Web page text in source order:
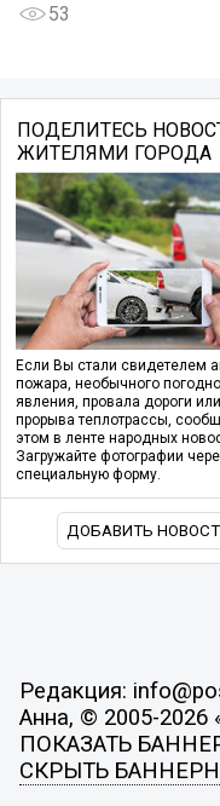
53
ПОДЕЛИТЕСЬ
ЖИТЕЛЯМИ ГОРОДА
Если Вы стали свидетелем
пожара, необычного
явления, провала дороги или
прорыва теплотрассы,
этом в ленте народных
Загружайте фотографии
специальную форму.
ДОБАВИТЬ
Редакция:
Анна, © 2005-2026
ПОКАЗАТЬ
СКРЫТЬ